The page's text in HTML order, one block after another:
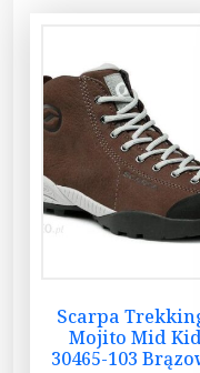
Scarpa
Mojito Mid
30465-103